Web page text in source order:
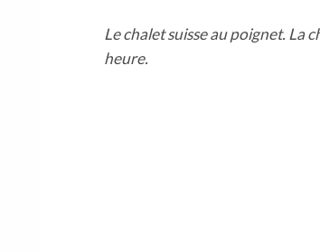
Le chalet suisse au poignet. La
heure.